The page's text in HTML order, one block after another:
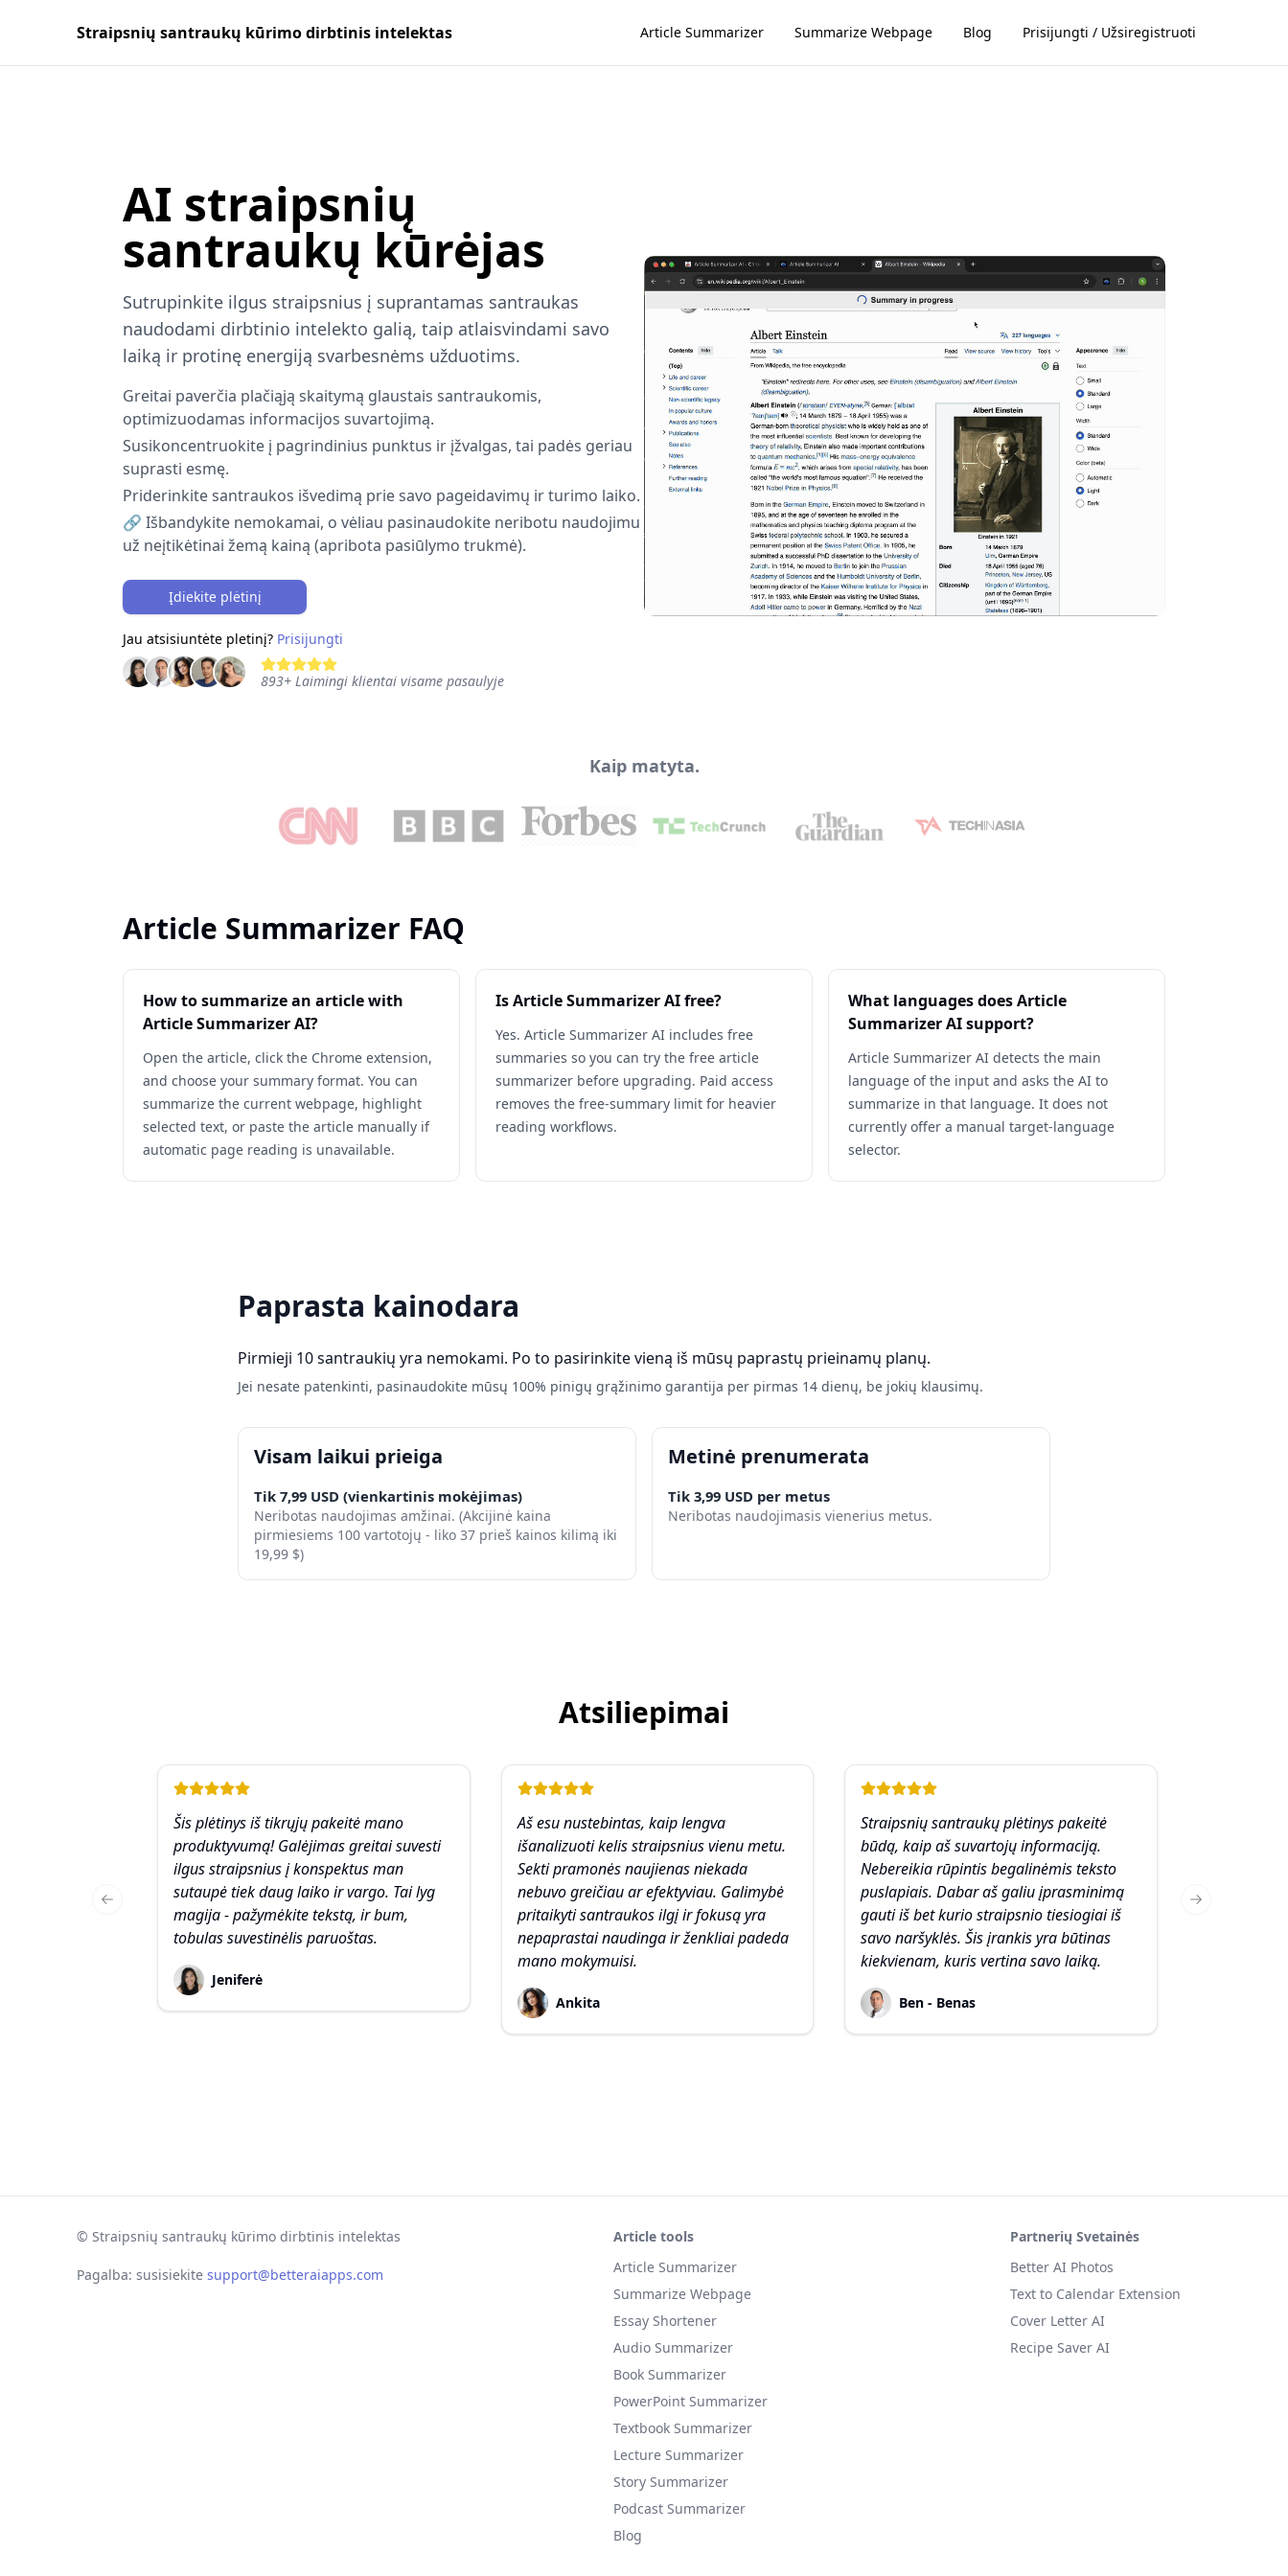
Straipsnių santraukų kūrimo dirbtinis intelektas Article Summarizer Summarize Webpage Blog Prisijungti / Užsiregistruoti
AI straipsnių
santraukų kūrėjas
Sutrupinkite ilgus straipsnius į suprantamas santraukas
naudodami dirbtinio intelekto galią, taip atlaisvindami savo
laiką ir protinę energiją svarbesnėms užduotims.
Greitai paverčia plačiąją skaitymą glaustais santraukomis,
optimizuodamas informacijos suvartojimą.
Susikoncentruokite į pagrindinius punktus ir įžvalgas, tai padės geriau
suprasti esmę.
Priderinkite santraukos išvedimą prie savo pageidavimų ir turimo laiko.
🔗 Išbandykite nemokamai, o vėliau pasinaudokite neribotu naudojimu
už neįtikėtinai žemą kainą (apribota pasiūlymo trukmė).
Įdiekite plėtinį
Jau atsisiuntėte pletinį? Prisijungti
893+ Laimingi klientai visame pasaulyje
Kaip matyta.
Article Summarizer FAQ
How to summarize an article with
Article Summarizer AI?
Open the article, click the Chrome extension,
and choose your summary format. You can
summarize the current webpage, highlight
selected text, or paste the article manually if
automatic page reading is unavailable.
Is Article Summarizer AI free?
Yes. Article Summarizer AI includes free
summaries so you can try the free article
summarizer before upgrading. Paid access
removes the free-summary limit for heavier
reading workflows.
What languages does Article
Summarizer AI support?
Article Summarizer AI detects the main
language of the input and asks the AI to
summarize in that language. It does not
currently offer a manual target-language
selector.
Paprasta kainodara
Pirmieji 10 santraukių yra nemokami. Po to pasirinkite vieną iš mūsų paprastų prieinamų planų.
Jei nesate patenkinti, pasinaudokite mūsų 100% pinigų grąžinimo garantija per pirmas 14 dienų, be jokių klausimų.
Visam laikui prieiga
Tik 7,99 USD (vienkartinis mokėjimas)
Neribotas naudojimas amžinai. (Akcijinė kaina
pirmiesiems 100 vartotojų - liko 37 prieš kainos kilimą iki
19,99 $)
Metinė prenumerata
Tik 3,99 USD per metus
Neribotas naudojimasis vienerius metus.
Atsiliepimai
Šis plėtinys iš tikrųjų pakeitė mano
produktyvumą! Galėjimas greitai suvesti
ilgus straipsnius į konspektus man
sutaupė tiek daug laiko ir vargo. Tai lyg
magija - pažymėkite tekstą, ir bum,
tobulas suvestinėlis paruoštas.
Jeniferė
Aš esu nustebintas, kaip lengva
išanalizuoti kelis straipsnius vienu metu.
Sekti pramonės naujienas niekada
nebuvo greičiau ar efektyviau. Galimybė
pritaikyti santraukos ilgį ir fokusą yra
nepaprastai naudinga ir ženkliai padeda
mano mokymuisi.
Ankita
Straipsnių santraukų plėtinys pakeitė
būdą, kaip aš suvartojų informaciją.
Nebereikia rūpintis begalinėmis teksto
puslapiais. Dabar aš galiu įprasminimą
gauti iš bet kurio straipsnio tiesiogiai iš
savo naršyklės. Šis įrankis yra būtinas
kiekvienam, kuris vertina savo laiką.
Ben - Benas
Previous slide Next slide
© Straipsnių santraukų kūrimo dirbtinis intelektas
Pagalba: susisiekite support@betteraiapps.com
Article tools
Article Summarizer
Summarize Webpage
Essay Shortener
Audio Summarizer
Book Summarizer
PowerPoint Summarizer
Textbook Summarizer
Lecture Summarizer
Story Summarizer
Podcast Summarizer
Blog
Partnerių Svetainės
Better AI Photos
Text to Calendar Extension
Cover Letter AI
Recipe Saver AI